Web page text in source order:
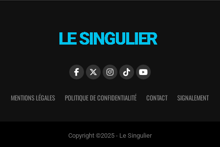
MENTIONS LÉGALES POLITIQUE DE CONFIDENTIALITÉ CONTACT SIGNALEMENT
Copyright ©2025 - Le Singulier